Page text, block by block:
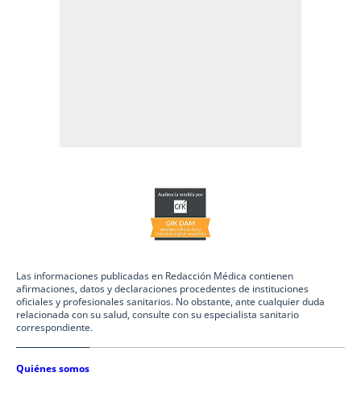
Las informaciones publicadas en Redacción Médica contienen
afirmaciones, datos y declaraciones procedentes de instituciones
oficiales y profesionales sanitarios. No obstante, ante cualquier duda
relacionada con su salud, consulte con su especialista sanitario
correspondiente.
Quiénes somos